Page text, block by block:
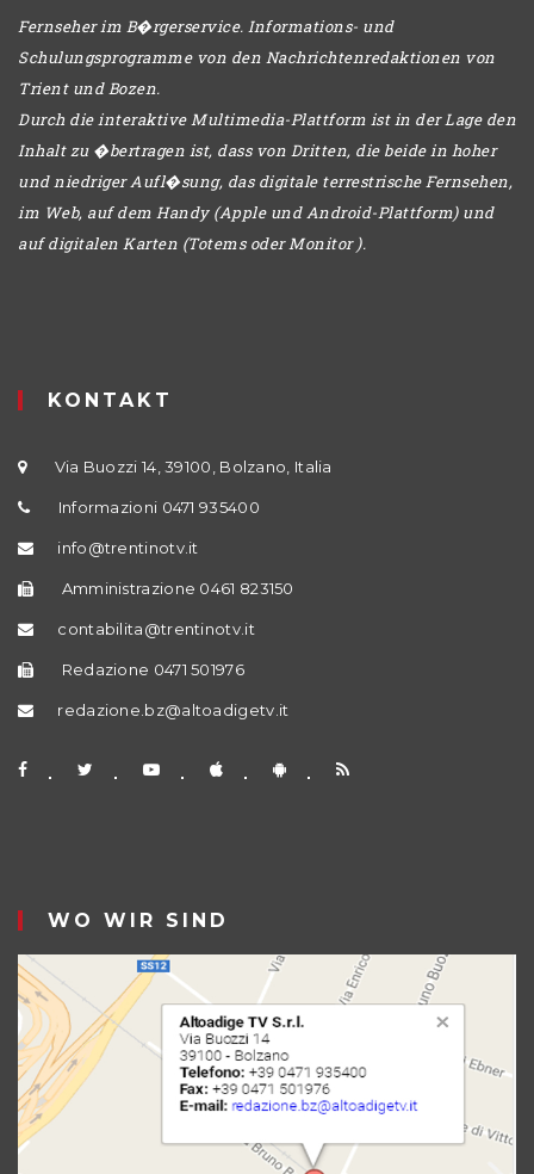
Fernseher im B�rgerservice. Informations- und
Schulungsprogramme von den Nachrichtenredaktionen von
Trient und Bozen.
Durch die interaktive Multimedia-Plattform ist in der Lage den
Inhalt zu �bertragen ist, dass von Dritten, die beide in hoher
und niedriger Aufl�sung, das digitale terrestrische Fernsehen,
im Web, auf dem Handy (Apple und Android-Plattform) und
auf digitalen Karten (Totems oder Monitor ).
KONTAKT
Via Buozzi 14, 39100, Bolzano, Italia
Informazioni 0471 935400
info@trentinotv.it
Amministrazione 0461 823150
contabilita@trentinotv.it
Redazione 0471 501976
redazione.bz@altoadigetv.it
WO WIR SIND